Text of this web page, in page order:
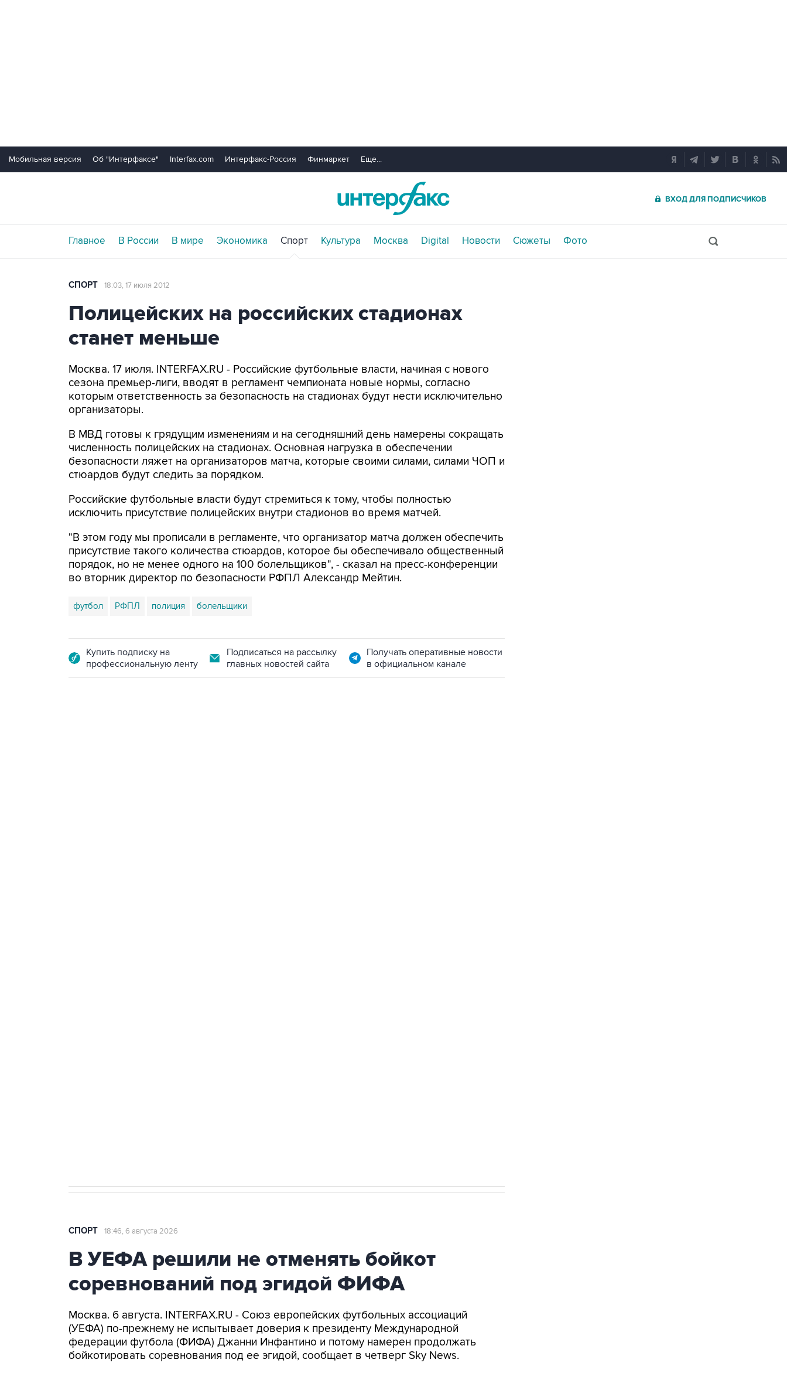
Мобильная версия Об "Интерфаксе" Interfax.com Интерфакс-Россия Финмаркет Еще...
ВХОД ДЛЯ ПОДПИСЧИКОВ
Главное В России В мире Экономика Спорт Культура Москва Digital Новости Сюжеты Фото
СПОРТ 18:03, 17 июля 2012
Полицейских на российских стадионах
станет меньше
Москва. 17 июля. INTERFAX.RU - Российские футбольные власти, начиная с нового
сезона премьер-лиги, вводят в регламент чемпионата новые нормы, согласно
которым ответственность за безопасность на стадионах будут нести исключительно
организаторы.
В МВД готовы к грядущим изменениям и на сегодняшний день намерены сокращать
численность полицейских на стадионах. Основная нагрузка в обеспечении
безопасности ляжет на организаторов матча, которые своими силами, силами ЧОП и
стюардов будут следить за порядком.
Российские футбольные власти будут стремиться к тому, чтобы полностью
исключить присутствие полицейских внутри стадионов во время матчей.
"В этом году мы прописали в регламенте, что организатор матча должен обеспечить
присутствие такого количества стюардов, которое бы обеспечивало общественный
порядок, но не менее одного на 100 болельщиков", - сказал на пресс-конференции
во вторник директор по безопасности РФПЛ Александр Мейтин.
футбол РФПЛ полиция болельщики
Купить подписку на
профессиональную ленту
Подписаться на рассылку
главных новостей сайта
Получать оперативные новости
в официальном канале
СПОРТ 18:46, 6 августа 2026
В УЕФА решили не отменять бойкот
соревнований под эгидой ФИФА
Москва. 6 августа. INTERFAX.RU - Союз европейских футбольных ассоциаций
(УЕФА) по-прежнему не испытывает доверия к президенту Международной
федерации футбола (ФИФА) Джанни Инфантино и потому намерен продолжать
бойкотировать соревнования под ее эгидой, сообщает в четверг Sky News.